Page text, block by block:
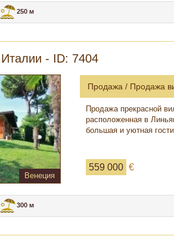
250 м
- ID: 7404
Венеция
Продажа / Продажа
Продажа прекрасной
расположенная в
большая и уютная
559 000 €
300 м